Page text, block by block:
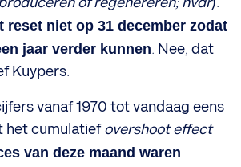
reset niet op 31 december zodat
jaar verder kunnen. Nee, dat
Kuypers.
vanaf 1970 tot vandaag eens
het cumulatiefovershoot effect
van deze maand waren